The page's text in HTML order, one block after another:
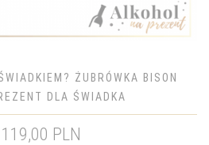
ŻUBRÓWKA BISON
DLA ŚWIADKA
PLN